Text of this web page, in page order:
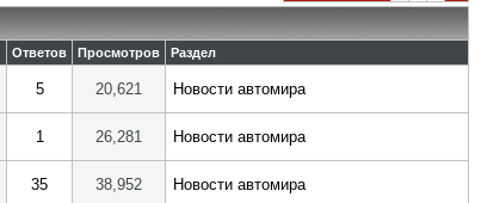
Ответов Просмотров Раздел
5 20,621 Новости автомира
1 26,281 Новости автомира
35 38,952 Новости автомира